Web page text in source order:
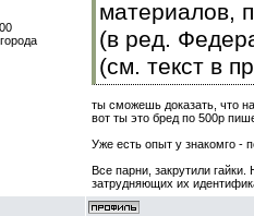
материалов,
(в ред.
(см. текст в
влечет
права
(в ред.
210-ФЗ)
ты сможешь доказать, что
вот ты это бред по 500р
Уже есть опыт у знакомго -
Все парни, закрутили
затрудняющих их